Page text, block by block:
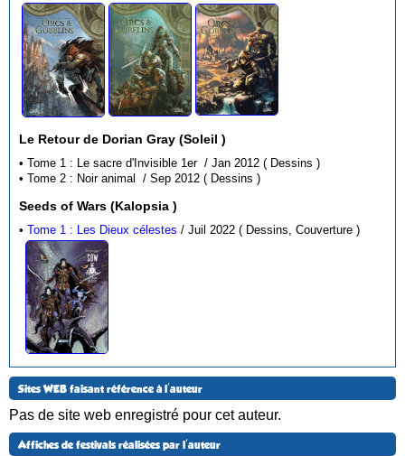
Le Retour de Dorian Gray (Soleil )
• Tome 1 : Le sacre d'Invisible 1er / Jan 2012 ( Dessins )
• Tome 2 : Noir animal / Sep 2012 ( Dessins )
Seeds of Wars (Kalopsia )
•Tome 1 : Les Dieux célestes / Juil 2022 ( Dessins, Couverture )
Sites WEB faisant référence à l'auteur
Pas de site web enregistré pour cet auteur.
Affiches de festivals réalisées par l'auteur